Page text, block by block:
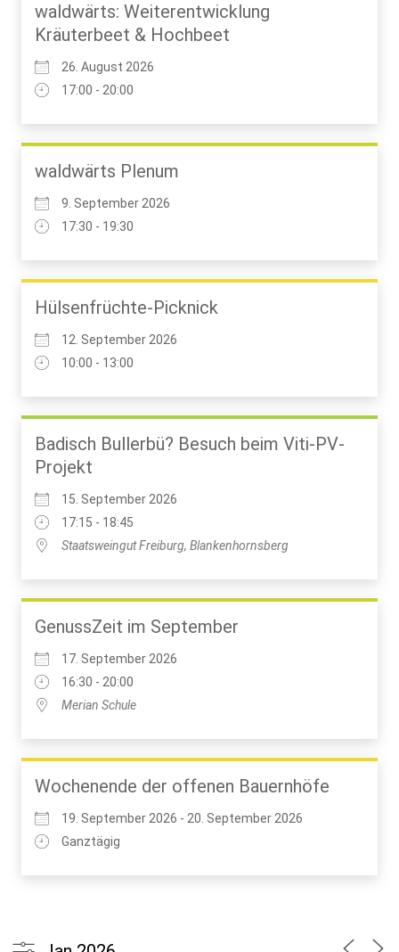
waldwärts: Weiterentwicklung
Kräuterbeet & Hochbeet
26. August 2026
17:00 - 20:00
waldwärts Plenum
9. September 2026
17:30 - 19:30
Hülsenfrüchte-Picknick
12. September 2026
10:00 - 13:00
Badisch Bullerbü? Besuch beim Viti-PV-
Projekt
15. September 2026
17:15 - 18:45
Staatsweingut Freiburg, Blankenhornsberg
GenussZeit im September
17. September 2026
16:30 - 20:00
Merian Schule
Wochenende der offenen Bauernhöfe
19. September 2026 - 20. September 2026
Ganztägig